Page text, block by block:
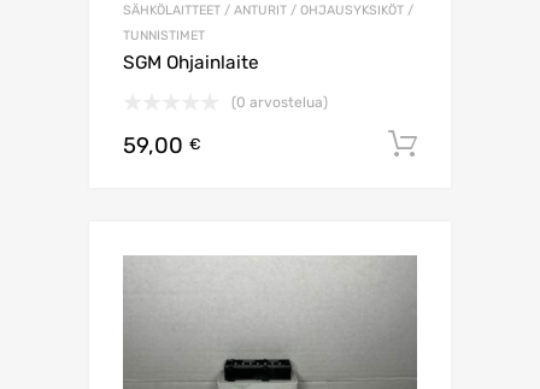
SÄHKÖLAITTEET / ANTURIT / OHJAUSYKSIKÖT /
TUNNISTIMET
SGM Ohjainlaite
(0 arvostelua)
59,00 €